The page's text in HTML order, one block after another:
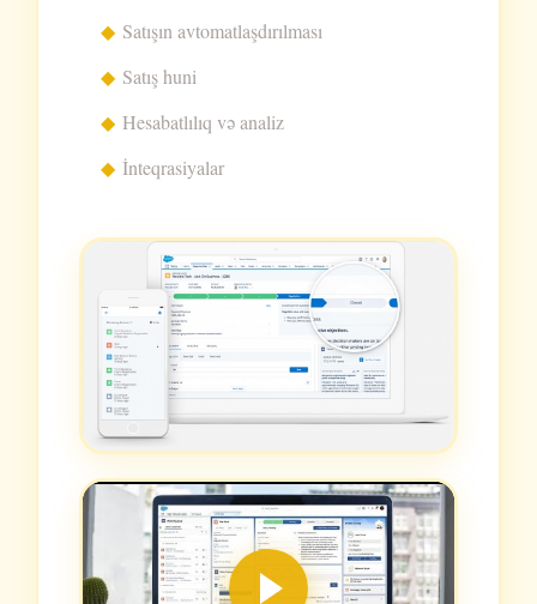
Satışın avtomatlaşdırılması
Satış huni
Hesabatlılıq və analiz
İnteqrasiyalar